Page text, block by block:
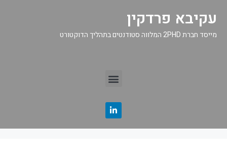
עקיבא פרדקין
מייסד חברת 2PHD המלווה סטודנטים בתהליך הדוקטורט